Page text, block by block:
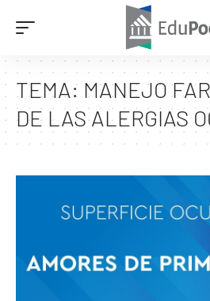
TEMA: MANEJO
DE LAS ALERGIAS